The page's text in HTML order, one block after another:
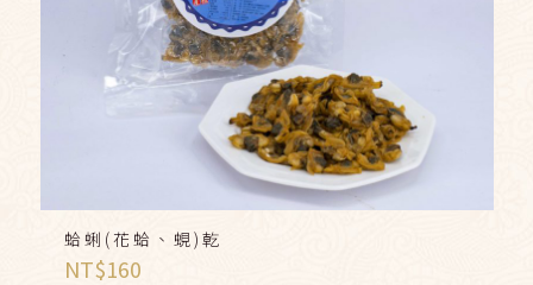
蛤蜊(花蛤、蜆)乾
NT$160